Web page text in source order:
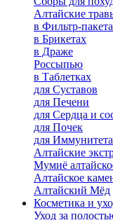
Алтайские
в Фильтр-
в Брикетах
в Драже
Россыпью
в Таблетках
для Cуставов
для Печени
для Сердца и
для Почек
для Иммунитета
Алтайские
Мумиё
Алтайское
Алтайский Мёд
Косметика и
Уход за